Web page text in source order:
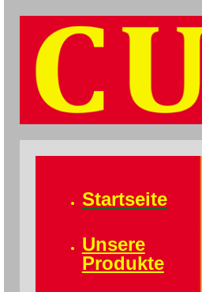
Startseite
Unsere
Produkte